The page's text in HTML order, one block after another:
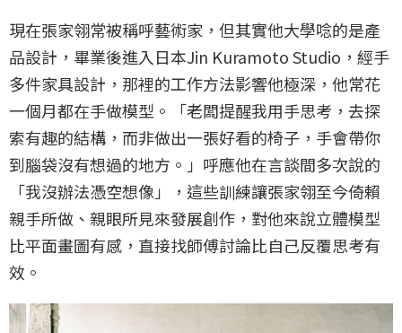
現在張家翎常被稱呼藝術家，但其實他大學唸的是產
品設計，畢業後進入日本Jin Kuramoto Studio，經手
多件家具設計，那裡的工作方法影響他極深，他常花
一個月都在手做模型。「老闆提醒我用手思考，去探
索有趣的結構，而非做出一張好看的椅子，手會帶你
到腦袋沒有想過的地方。」呼應他在言談間多次說的
「我沒辦法憑空想像」，這些訓練讓張家翎至今倚賴
親手所做、親眼所見來發展創作，對他來說立體模型
比平面畫圖有感，直接找師傅討論比自己反覆思考有
效。